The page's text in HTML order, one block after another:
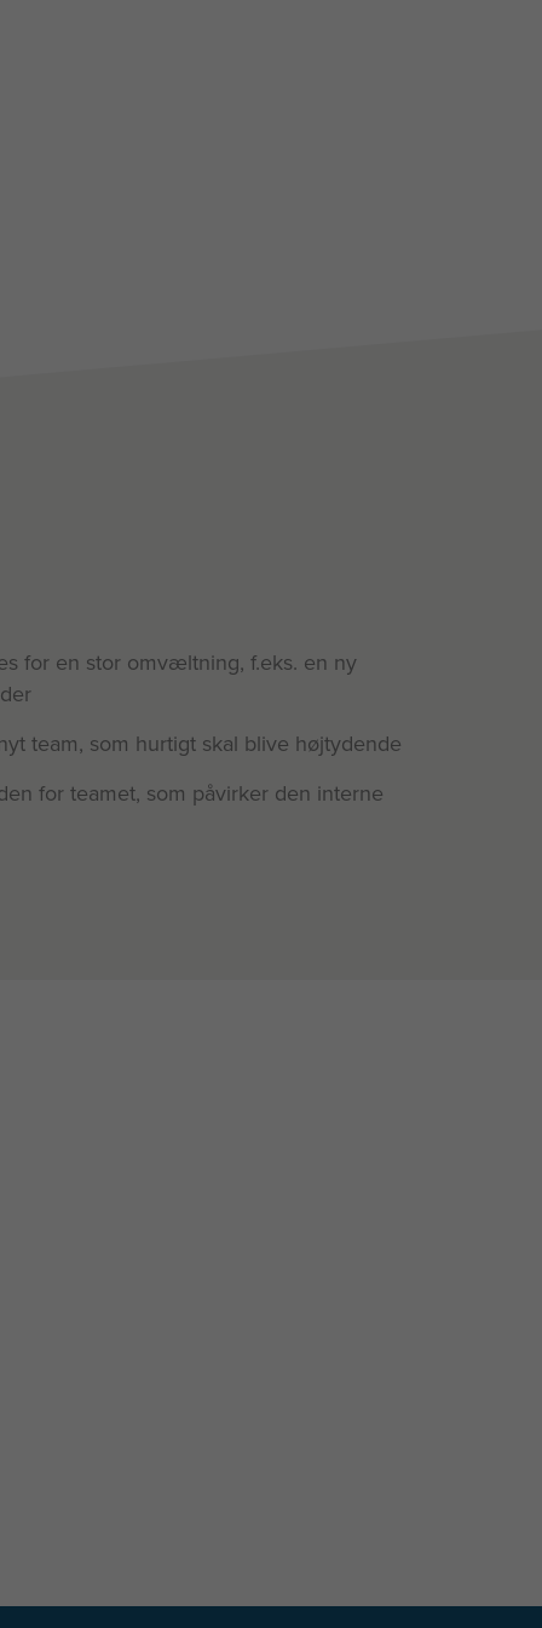
for en stor omvæltning, f.eks. en ny
team, som hurtigt skal blive højtydende
for teamet, som påvirker den interne